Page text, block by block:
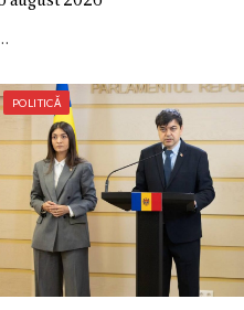
POLITICĂ